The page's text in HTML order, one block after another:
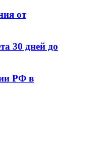
от
30 дней до
РФ в